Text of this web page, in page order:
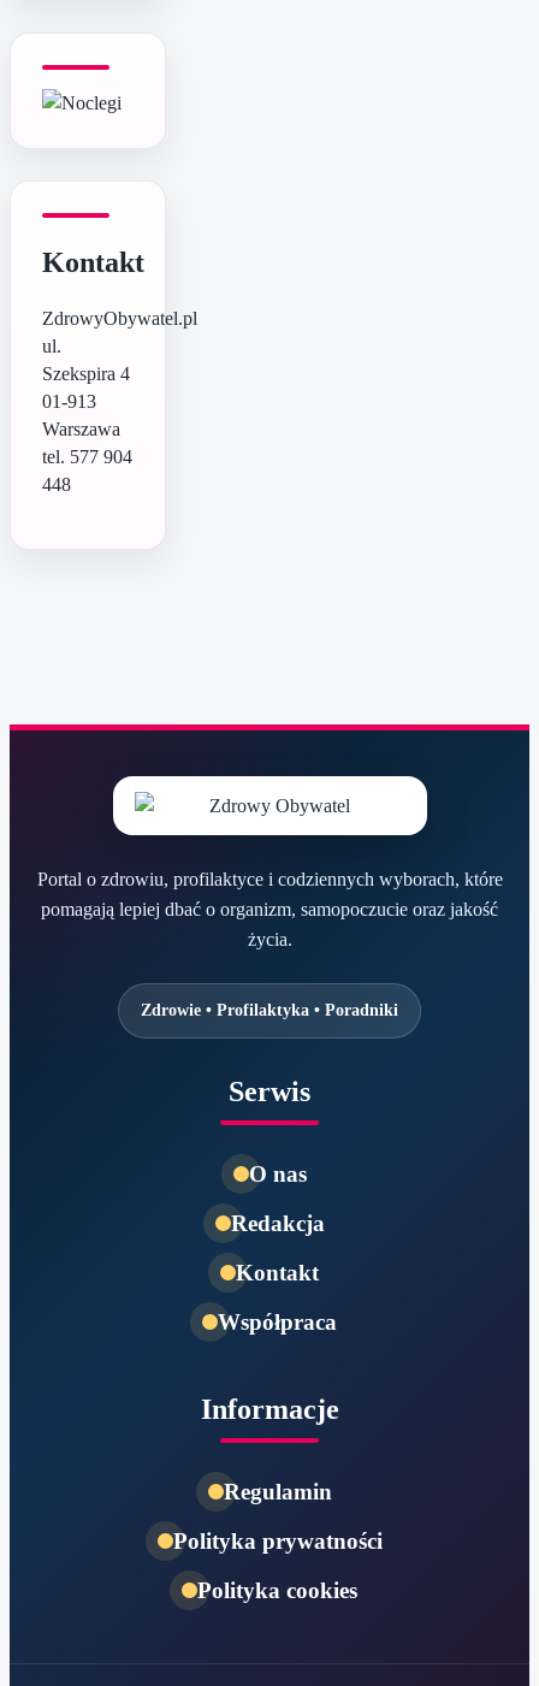
Kontakt
ZdrowyObywatel.pl
ul.
Szekspira 4
01-913
Warszawa
tel. 577 904
448
Portal o zdrowiu, profilaktyce i codziennych wyborach, które
pomagają lepiej dbać o organizm, samopoczucie oraz jakość
życia.
Zdrowie • Profilaktyka • Poradniki
Serwis
O nas
Redakcja
Kontakt
Współpraca
Informacje
Regulamin
Polityka prywatności
Polityka cookies